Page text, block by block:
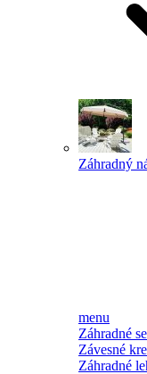
Záhradný
menu
Záhradné
Závesné
Záhradné